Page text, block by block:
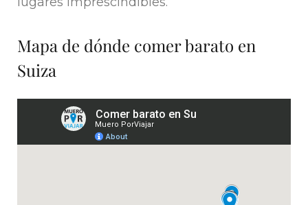
Mapa de dónde comer barato en
Suiza